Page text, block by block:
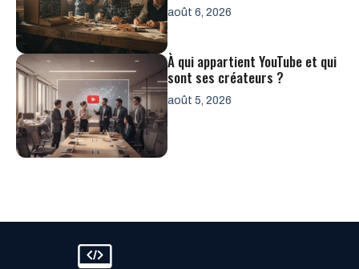
août 6, 2026
À qui appartient YouTube et qui
sont ses créateurs ?
août 5, 2026